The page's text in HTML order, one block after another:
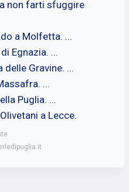
non farti sfuggire
a Molfetta. ...
Egnazia. ...
delle Gravine. ...
...
Puglia. ...
a Lecce.